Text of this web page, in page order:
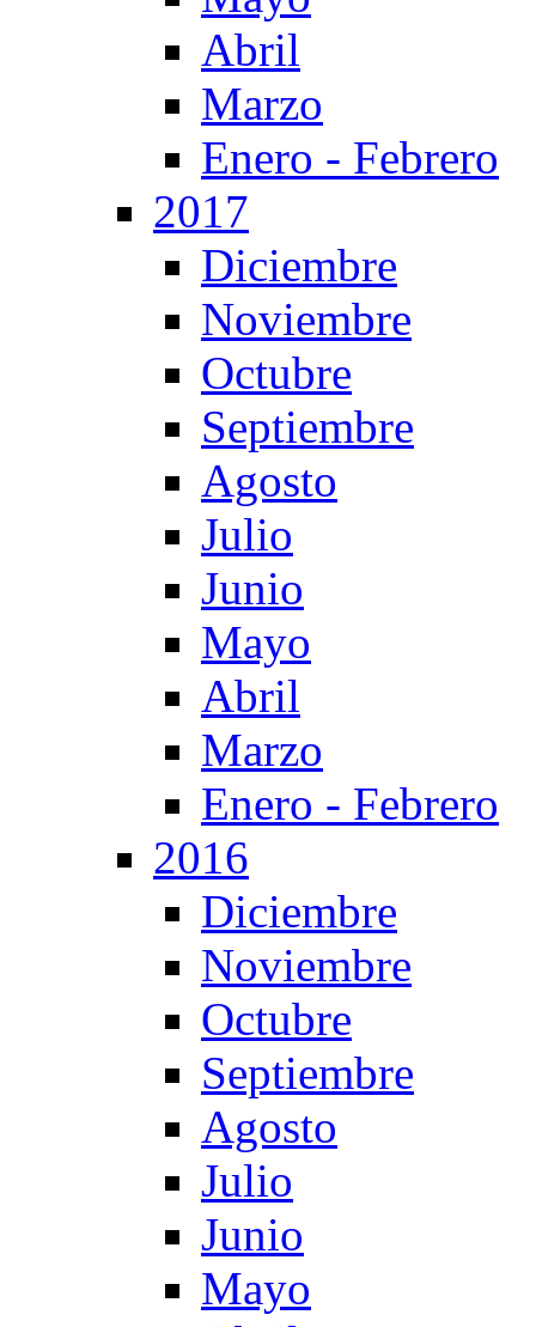
Abril
Marzo
Enero - Febrero
2017
Diciembre
Noviembre
Octubre
Septiembre
Agosto
Julio
Junio
Mayo
Abril
Marzo
Enero - Febrero
2016
Diciembre
Noviembre
Octubre
Septiembre
Agosto
Julio
Junio
Mayo